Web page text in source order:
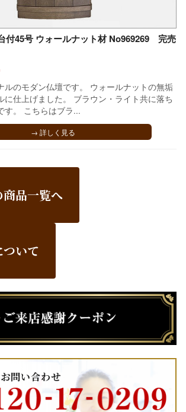
付45号 ウォールナット材 No969269 完売
ルのモダン仏壇です。 ウォールナットの無垢
に仕上げました。 ブラウン・ライト共に落ち
す。 こちらはブラ...
→ 詳しく見る
品一覧へ
いて
問い合わせ